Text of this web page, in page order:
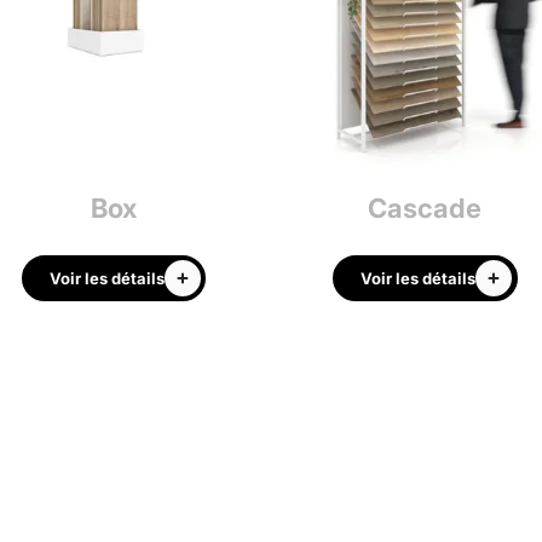
Box
Voir les détails
Cascade
Voir les détails